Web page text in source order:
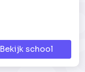
Bekijk school